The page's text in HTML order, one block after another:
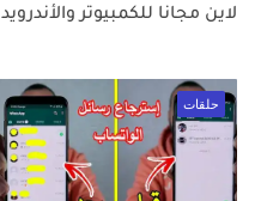
لاين مجانا للكمبيوتر والأندرويد
حلقات